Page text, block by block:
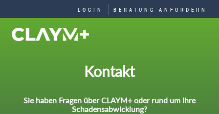
LOGIN BERATUNG ANFORDERN
Kontakt
Sie haben Fragen über CLAYM+ oder rund um Ihre
Schadensabwicklung?